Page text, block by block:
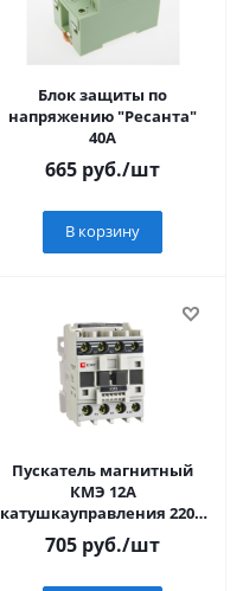
Блок защиты по
напряжению "Ресанта"
40А
665 руб./шт
В корзину
Пускатель магнитный
КМЭ 12А
катушкауправления 220В
АС малогабаритный 1NO
705 руб./шт